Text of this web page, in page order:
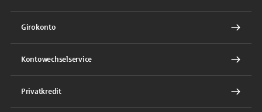
Girokonto
Kontowechselservice
Privatkredit